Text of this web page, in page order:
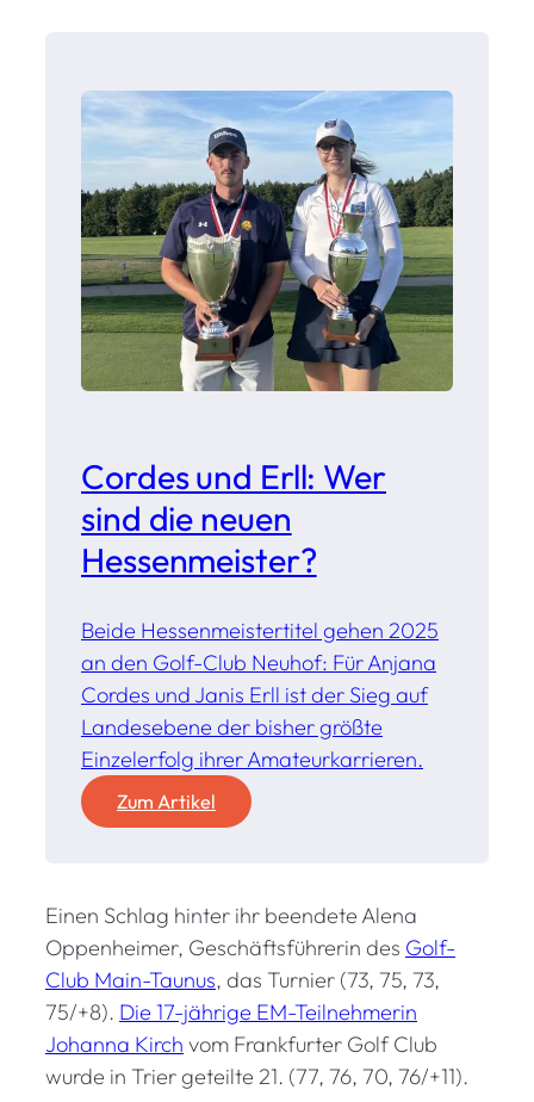
Cordes und Erll: Wer
sind die neuen
Hessenmeister?
Beide Hessenmeistertitel gehen 2025
an den Golf-Club Neuhof: Für Anjana
Cordes und Janis Erll ist der Sieg auf
Landesebene der bisher größte
Einzelerfolg ihrer Amateurkarrieren.
Zum Artikel
C
d
e
u
n
d
E
Einen Schlag hinter ihr beendete Alena
Oppenheimer, Geschäftsführerin des Golf-
Club Main-Taunus, das Turnier (73, 75, 73,
75/+8). Die 17-jährige EM-Teilnehmerin
Johanna Kirch vom Frankfurter Golf Club
wurde in Trier geteilte 21. (77, 76, 70, 76/+11).